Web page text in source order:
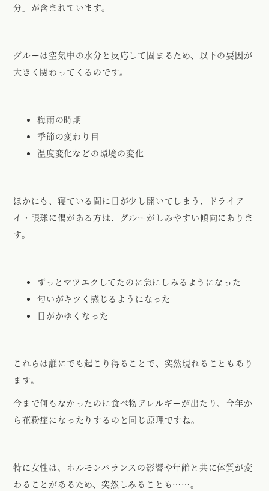
分」が含まれています。
グルーは空気中の水分と反応して固まるため、以下の要因が
大きく関わってくるのです。
梅雨の時期
季節の変わり目
温度変化などの環境の変化
ほかにも、寝ている間に目が少し開いてしまう、ドライア
イ・眼球に傷がある方は、グルーがしみやすい傾向にありま
す。
ずっとマツエクしてたのに急にしみるようになった
匂いがキツく感じるようになった
目がかゆくなった
これらは誰にでも起こり得ることで、突然現れることもあり
ます。
今まで何もなかったのに食べ物アレルギーが出たり、今年か
ら花粉症になったりするのと同じ原理ですね。
特に女性は、ホルモンバランスの影響や年齢と共に体質が変
わることがあるため、突然しみることも……。